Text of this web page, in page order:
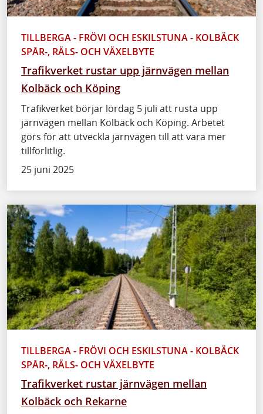
TILLBERGA - FRÖVI OCH ESKILSTUNA - KOLBÄCK
SPÅR-, RÄLS- OCH VÄXELBYTE
Trafikverket rustar upp järnvägen mellan
Kolbäck och Köping
Trafikverket börjar lördag 5 juli att rusta upp
järnvägen mellan Kolbäck och Köping. Arbetet
görs för att utveckla järnvägen till att vara mer
tillförlitlig.
25 juni 2025
TILLBERGA - FRÖVI OCH ESKILSTUNA - KOLBÄCK
SPÅR-, RÄLS- OCH VÄXELBYTE
Trafikverket rustar järnvägen mellan
Kolbäck och Rekarne